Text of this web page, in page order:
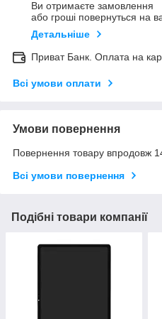
Ви отримаєте замовлення
або гроші повернуться на
Детальніше
Приват Банк. Оплата на
Всі умови оплати
Умови повернення
Повернення товару впродовж
Всі умови повернення
Подібні товари компанії